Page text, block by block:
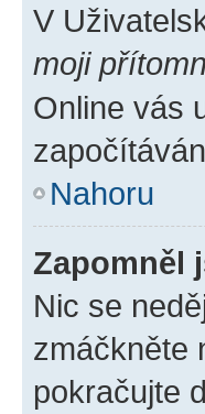
V
moji
Online vás
Nahoru
Zapomněl
Nic se
zmáčkněte
pokračujte